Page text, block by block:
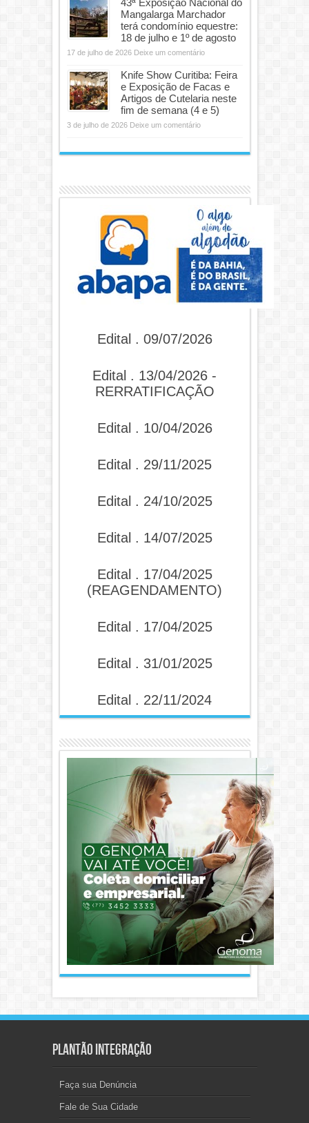
43ª Exposição Nacional do
Mangalarga Marchador
terá condomínio equestre:
18 de julho e 1º de agosto
17 de julho de 2026 Deixe um comentário
Knife Show Curitiba: Feira
e Exposição de Facas e
Artigos de Cutelaria neste
fim de semana (4 e 5)
3 de julho de 2026 Deixe um comentário
Edital . 09/07/2026
Edital . 13/04/2026 -
RERRATIFICAÇÃO
Edital . 10/04/2026
Edital . 29/11/2025
Edital . 24/10/2025
Edital . 14/07/2025
Edital . 17/04/2025
(REAGENDAMENTO)
Edital . 17/04/2025
Edital . 31/01/2025
Edital . 22/11/2024
Plantão Integração
Faça sua Denúncia
Fale de Sua Cidade